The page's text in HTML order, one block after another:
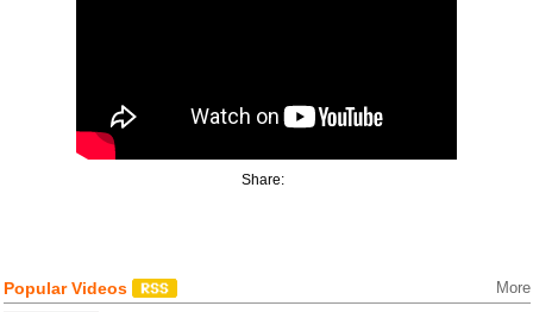
Share:
Popular Videos More